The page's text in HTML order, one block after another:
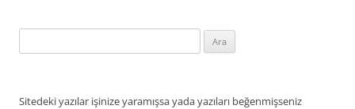
Sitedeki yazılar işinize yaramışsa yada yazıları beğenmişseniz